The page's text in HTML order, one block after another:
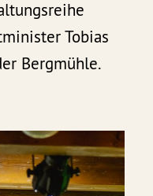
Tobias
Bergmühle.